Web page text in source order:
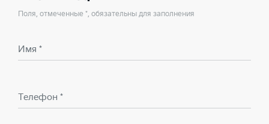
Поля, отмеченные *, обязательны для заполнения
Имя *
Телефон *